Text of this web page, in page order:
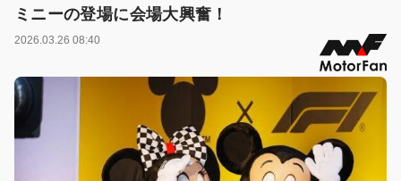
ミニーの登場に会場大興奮！
2026.03.26 08:40